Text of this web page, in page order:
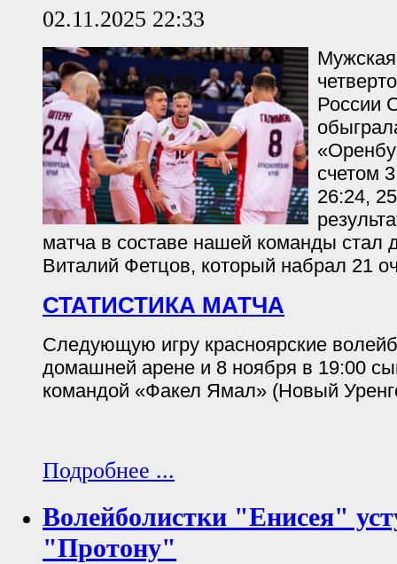
02.11.2025 22:33
России
счетом
26:24,
матча в составе нашей команды стал
Виталий Фетцов, который набрал 21
СТАТИСТИКА МАТЧА
Следующую игру красноярские
домашней арене и 8 ноября в 19:00
командой «Факел Ямал» (Новый
Подробнее ...
Волейболистки "Енисея"
"Протону"